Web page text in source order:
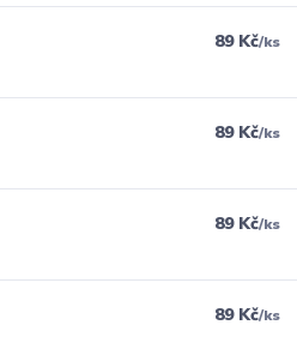
89 Kč/ks
89 Kč/ks
89 Kč/ks
89 Kč/ks